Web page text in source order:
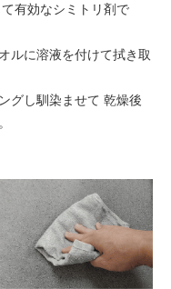
有効なシミトリ剤で
ルに溶液を付けて拭き取
グし馴染ませて 乾燥後